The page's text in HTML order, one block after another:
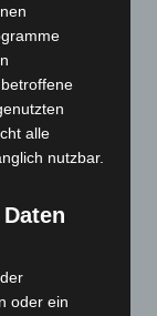
alle
nutzbar.
oder ein